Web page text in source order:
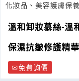
化妝品、美容護膚保
溫和卸妝慕絲-溫
保濕抗皺修護精
免費詢價